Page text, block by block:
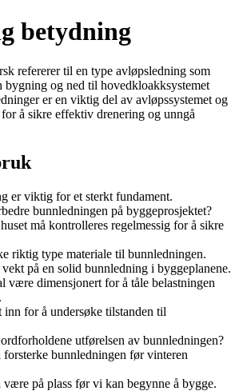
betydning
refererer til en type avløpsledning som
bygning og ned til hovedkloakksystemet
er en viktig del av avløpssystemet og
å sikre effektiv drenering og unngå
er viktig for et sterkt fundament.
bunnledningen på byggeprosjektet?
må kontrolleres regelmessig for å sikre
riktig type materiale til bunnledningen.
på en solid bunnledning i byggeplanene.
være dimensjonert for å tåle belastningen
inn for å undersøke tilstanden til
utførelsen av bunnledningen?
bunnledningen før vinteren
på plass før vi kan begynne å bygge.